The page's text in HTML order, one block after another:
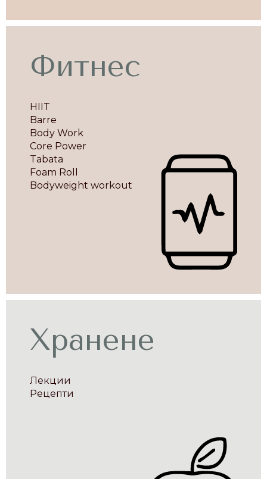
Фитнес
HIIT
Barre
Body Work
Core Power
Tabata
Foam Roll
Bodyweight workout
Хранене
Лекции
Рецепти